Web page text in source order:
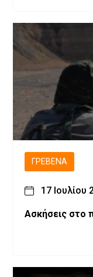
ΓΡΕΒΕΝΆ
17 Ιουλίου
Ασκήσεις στο